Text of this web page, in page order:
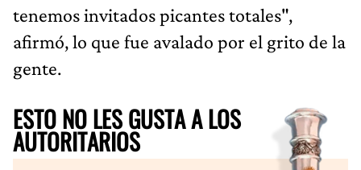
tenemos invitados picantes totales",
afirmó, lo que fue avalado por el grito de la
gente.
ESTO NO LES GUSTA A LOS
AUTORITARIOS